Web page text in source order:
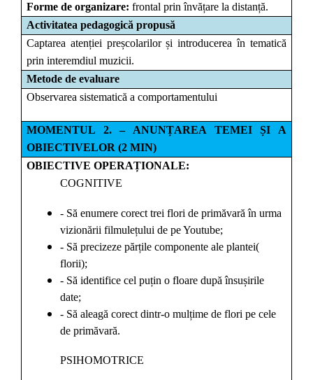
Forme de organizare: frontal prin învățare la distanță.
Activitatea pedagogică propusă
Captarea atenției preșcolarilor și introducerea în tematică
prin interemdiul muzicii.
Metode de evaluare
Observarea sistematică a comportamentului
MOMENTUL 2. – ANUNȚAREA TEMEI ȘI A
OBIECTIVELOR (2 MIN)
OBIECTIVE OPERAȚIONALE:
COGNITIVE
- Să enumere corect trei flori de primăvară în urma
vizionării filmulețului de pe Youtube;
- Să precizeze părțile componente ale plantei(
florii);
- Să identifice cel puțin o floare după însușirile
date;
- Să aleagă corect dintr-o mulțime de flori pe cele
de primăvară.
PSIHOMOTRICE